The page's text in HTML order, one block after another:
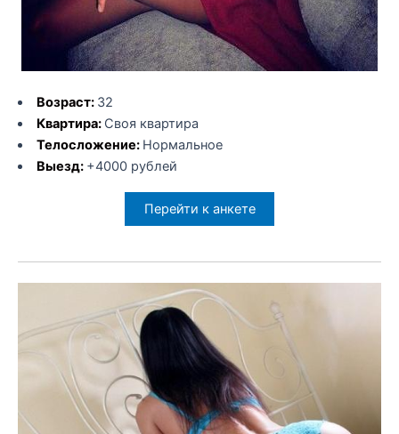
Возраст: 32
Квартира: Своя квартира
Телосложение: Нормальное
Выезд: +4000 рублей
Перейти к анкете